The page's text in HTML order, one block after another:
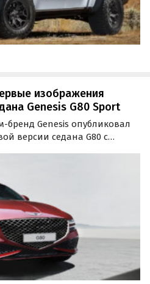
изображения
Genesis G80 Sport
Genesis опубликовал
версии седана G80 с
спортивным